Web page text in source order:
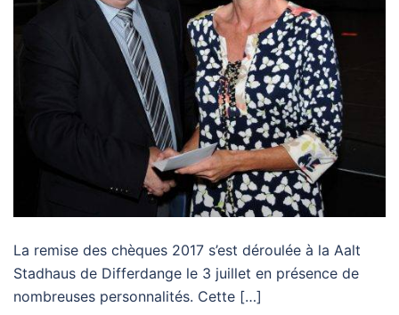
La remise des chèques 2017 s’est déroulée à la Aalt
Stadhaus de Differdange le 3 juillet en présence de
nombreuses personnalités. Cette […]